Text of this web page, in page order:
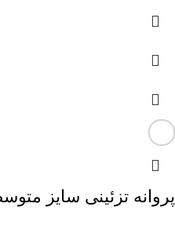
پروانه تزئینی سایز